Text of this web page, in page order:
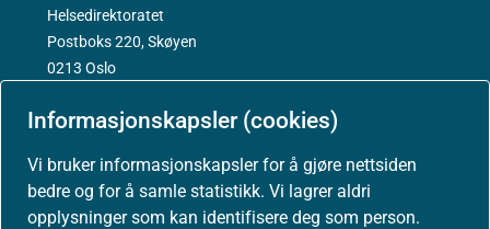
Informasjonskapsler (cookies)
Vi bruker informasjonskapsler for å gjøre nettsiden
bedre og for å samle statistikk. Vi lagrer aldri
opplysninger som kan identifisere deg som person.
Helsedirektoratet
Postboks 220, Skøyen
0213 Oslo
Aktuelt